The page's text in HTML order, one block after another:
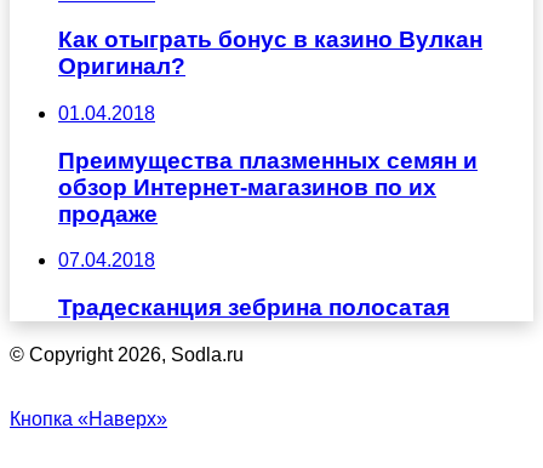
Как отыграть бонус в казино Вулкан
Оригинал?
01.04.2018
Преимущества плазменных семян и
обзор Интернет-магазинов по их
продаже
07.04.2018
Традесканция зебрина полосатая
© Copyright 2026, Sodla.ru
Кнопка «Наверх»